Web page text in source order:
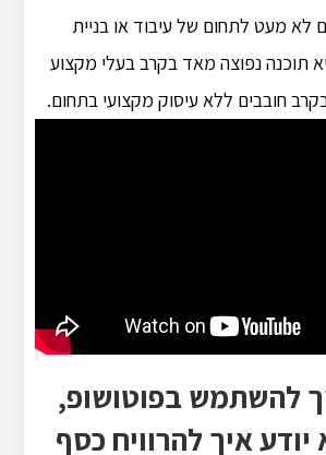
לא מעט לתחום של עיבוד או בניית
תוכנה נפוצה מאד בקרב בעלי מקצוע
חובבים ללא עיסוק מקצועי בתחום.
להשתמש בפוטושופ,
איך להרוויח כסף